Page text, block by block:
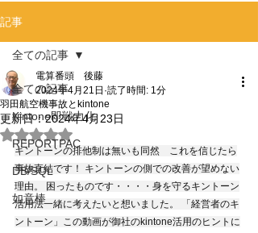
記事
全ての記事
Kintone即戦力化
REPORTPAC
DB/SQL
如意棒
全ての記事
羽田航空機事故とkintone
電算番頭 後藤
2024年4月21日 読了時間: 1分
更新日：2024年4月23日
5つ星のうちNaNと評価されています。
キントーンの排他制は無いも同然　これを信じたら
事故直結です！ キントーンの側での改善が望めない
理由。 困ったものです・・・・身を守るキントーン
活用法一緒に考えたいと想いました。 「経営者のキ
ントーン」この動画が御社のkintone活用のヒントに